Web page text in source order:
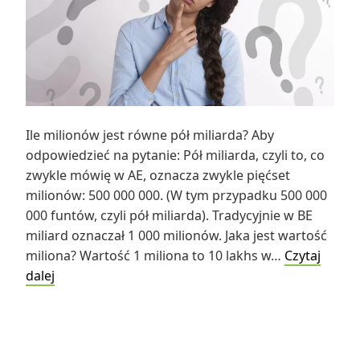
Ile milionów jest równe pół miliarda? Aby
odpowiedzieć na pytanie: Pół miliarda, czyli to, co
zwykle mówię w AE, oznacza zwykle pięćset
milionów: 500 000 000. (W tym przypadku 500 000
000 funtów, czyli pół miliarda). Tradycyjnie w BE
miliard oznaczał 1 000 milionów. Jaka jest wartość
miliona? Wartość 1 miliona to 10 lakhs w… Czytaj
dalej